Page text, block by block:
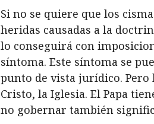
Si no se quiere que los
heridas causadas a la
lo conseguirá con
síntoma. Este síntoma se
punto de vista jurídico.
Cristo, la Iglesia. El Papa
no gobernar también